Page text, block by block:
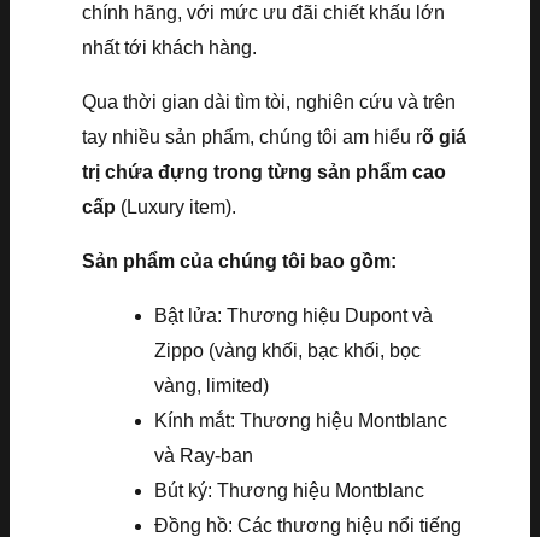
chính hãng, với mức ưu đãi chiết khấu lớn
nhất tới khách hàng.
Qua thời gian dài tìm tòi, nghiên cứu và trên
tay nhiều sản phẩm, chúng tôi am hiểu rõ giá
trị chứa đựng trong từng sản phẩm cao
cấp (Luxury item).
Sản phẩm của chúng tôi bao gồm:
Bật lửa: Thương hiệu Dupont và
Zippo (vàng khối, bạc khối, bọc
vàng, limited)
Kính mắt: Thương hiệu Montblanc
và Ray-ban
Bút ký: Thương hiệu Montblanc
Đồng hồ: Các thương hiệu nổi tiếng